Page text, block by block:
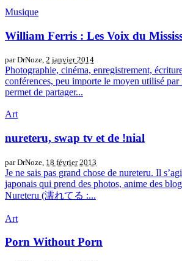
Musique
William Ferris : Les Voix du
par DrNoze, 2 janvier 2014
Photographie, cinéma, enregistrement,
conférences, peu importe le moyen utilisé
permet de partager...
Art
nureteru, swap tv et de !nial
par DrNoze, 18 février 2013
Je ne sais pas grand chose de nureteru. Il
japonais qui prend des photos, anime des
Nureteru (濡れてる :...
Art
Porn Without Porn